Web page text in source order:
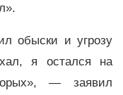
обыски и угрозу
я остался на
— заявил